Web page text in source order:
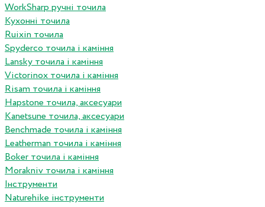
WorkSharp ручні точила
Кухонні точила
Ruixin точила
Spyderco точила і каміння
Lansky точила і каміння
Victorinox точила і каміння
Risam точила і каміння
Hapstone точила, аксесуари
Kanetsune точила, аксесуари
Benchmade точила і каміння
Leatherman точила і каміння
Boker точила і каміння
Morakniv точила і каміння
Інструменти
Naturehike інструменти